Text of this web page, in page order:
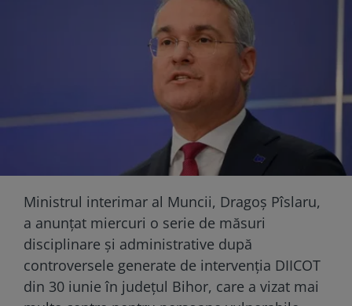
Ministrul interimar al Muncii, Dragoș Pîslaru,
a anunțat miercuri o serie de măsuri
disciplinare și administrative după
controversele generate de intervenția DIICOT
din 30 iunie în județul Bihor, care a vizat mai